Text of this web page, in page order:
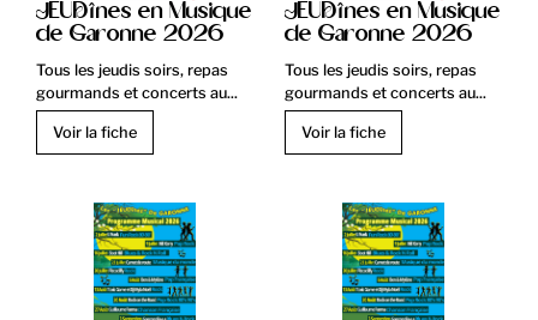
JEUDînes en Musique
de Garonne 2026
Tous les jeudis soirs, repas
gourmands et concerts au...
Voir la fiche
JEUDînes en Musique
de Garonne 2026
Tous les jeudis soirs, repas
gourmands et concerts au...
Voir la fiche